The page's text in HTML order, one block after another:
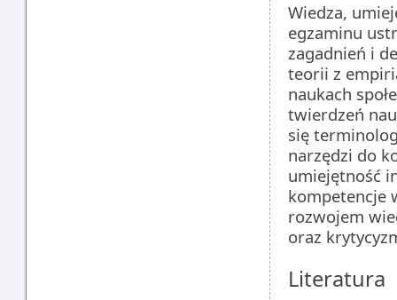
Wiedza,
egzaminu
zagadnień i
teorii z
naukach
twierdzeń
się
narzędzi do
umiejętność
kompetencje
rozwojem
oraz
Literatura